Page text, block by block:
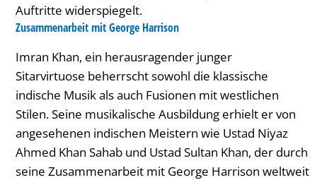
Auftritte widerspiegelt.
Zusammenarbeit mit George Harrison
Imran Khan, ein herausragender junger
Sitarvirtuose beherrscht sowohl die klassische
indische Musik als auch Fusionen mit westlichen
Stilen. Seine musikalische Ausbildung erhielt er von
angesehenen indischen Meistern wie Ustad Niyaz
Ahmed Khan Sahab und Ustad Sultan Khan, der durch
seine Zusammenarbeit mit George Harrison weltweit